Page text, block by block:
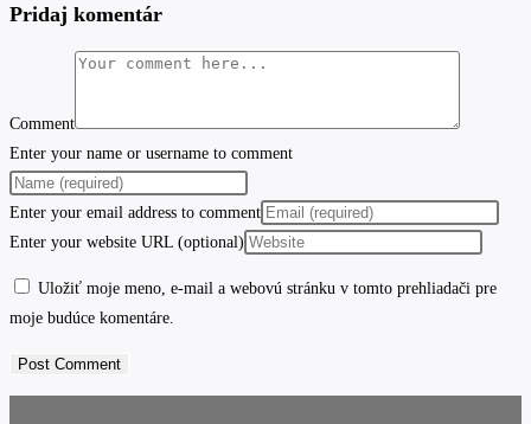
Pridaj komentár
Comment
Enter your name or username to comment
Enter your email address to comment
Enter your website URL (optional)
Uložiť moje meno, e-mail a webovú stránku v tomto prehliadači pre
moje budúce komentáre.